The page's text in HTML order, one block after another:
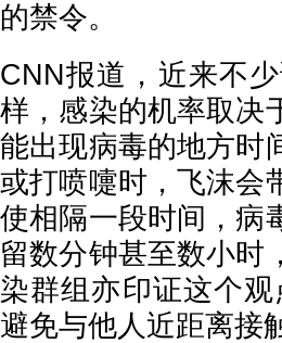
的禁令。
CNN报道，近来不
样，感染的机率取决
能出现病毒的地方时
或打喷嚏时，飞沫会
使相隔一段时间，病
留数分钟甚至数小时
染群组亦印证这个
避免与他人近距离接